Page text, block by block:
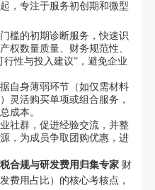
，专注于服务初创期和微型
槛的初期诊断服务，快速识
权数量质量、财务规范性、
性与投入建议”，避免企业
自身薄弱环节（如仅需材料
灵活购买单项或组合服务，
成本。
社群，促进经验交流，并整
，为成员争取团购优惠，进
合规与研发费用归集专家财
费用占比）的核心考核点，